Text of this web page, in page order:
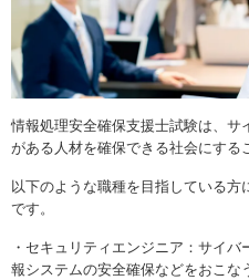
情報処理安全確保支援士試験は、
がある人材を確保できる社会にする
以下のような職種を目指している
です。
・セキュリティエンジニア：サイ
報システムの安全確保などをおこな